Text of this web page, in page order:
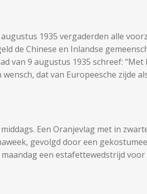
1935 vergaderden alle
de Chinese en Inlandse
van 9 augustus 1935 schreef:
dat van Europeesche zijde
Een Oranjevlag met in
gevolgd door een
een estafettewedstrijd voor